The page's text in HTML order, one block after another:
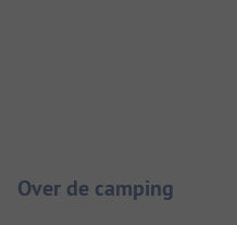
Over de camping